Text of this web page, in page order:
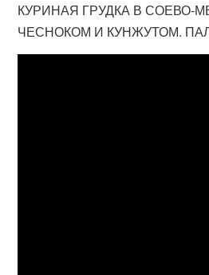
КУРИНАЯ ГРУДКА В СОЕВО-
ЧЕСНОКОМ И КУНЖУТОМ.